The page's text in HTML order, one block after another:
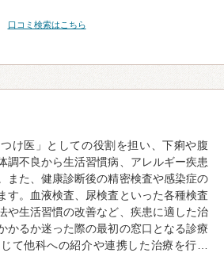
口コミ検索はこちら
け医」としての役割を担い、下痢や腹
調不良から生活習慣病、アレルギー疾患
また、健康診断後の精密検査や感染症の
す。血液検査、尿検査といった各種検査
や生活習慣の改善など、疾患に適した治
かるか迷った際の最初の窓口となる診療
て他科への紹介や連携した治療を行…